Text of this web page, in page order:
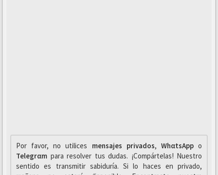
Por favor, no utilices mensajes privados, WhαtsAppo
Telegrαm para resolver tus dudas. ¡Compártelas! Nuestro
sentido es transmitir sabiduría. Si lo haces en privado,